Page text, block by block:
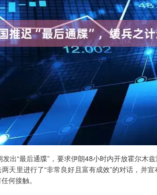
出“最后通牒”，要求伊朗48小时内开放霍尔木
天里进行了“非常良好且富有成效”的对话，并
何接触。